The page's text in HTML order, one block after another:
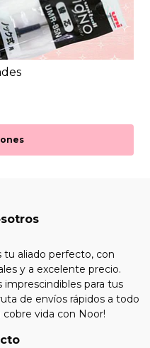
aliado perfecto, con
y a excelente precio.
imprescindibles para tus
de envíos rápidos a todo
cobre vida con Noor!